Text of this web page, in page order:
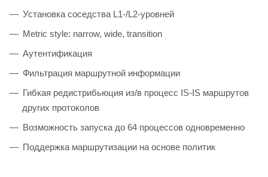
Установка соседcтва L1-/L2-уровней
Мetric style: narrow, wide, transition
Аутентификация
Фильтрация маршрутной информации
Гибкая редистрибьюция из/в процесс IS-IS маршрутов
других протоколов
Возможность запуска до 64 процессов одновременно
Поддержка маршрутизации на основе политик